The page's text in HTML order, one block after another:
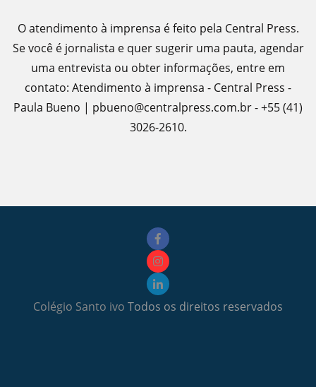
O atendimento à imprensa é feito pela Central Press.
Se você é jornalista e quer sugerir uma pauta, agendar
uma entrevista ou obter informações, entre em
contato: Atendimento à imprensa - Central Press -
Paula Bueno | pbueno@centralpress.com.br - +55 (41)
3026-2610.
Colégio Santo ivo Todos os direitos reservados